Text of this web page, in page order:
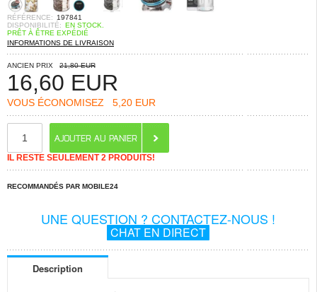
RÉFÉRENCE:
197841
DISPONIBILITÉ: EN STOCK.
PRÊT À ÊTRE EXPÉDIÉ
INFORMATIONS DE LIVRAISON
ANCIEN PRIX 21,80 EUR
16,60 EUR
VOUS ÉCONOMISEZ 5,20 EUR
IL RESTE SEULEMENT 2 PRODUITS!
RECOMMANDÉS PAR MOBILE24
UNE QUESTION ? CONTACTEZ-NOUS !
CHAT EN DIRECT
Description